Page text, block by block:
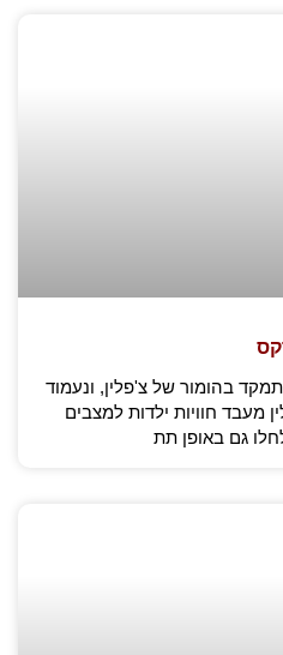
בהומור של צ'פלין, ונעמוד
מעבד חוויות ילדות למצבים
גם באופן תת